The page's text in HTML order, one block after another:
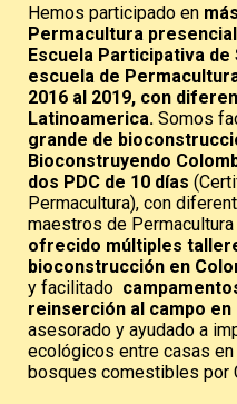
Hemos participado en
Permacultura
Escuela Participativa de
escuela de
2016 al 2019, con
Latinoamerica. Somos
grande de
Bioconstruyendo
dos PDC de 10 días
Permacultura), con
maestros de
ofrecido múltiples
bioconstrucción en
y facilitado
reinserción al campo en
asesorado y ayudado a
ecológicos entre casas
bosques comestibles por